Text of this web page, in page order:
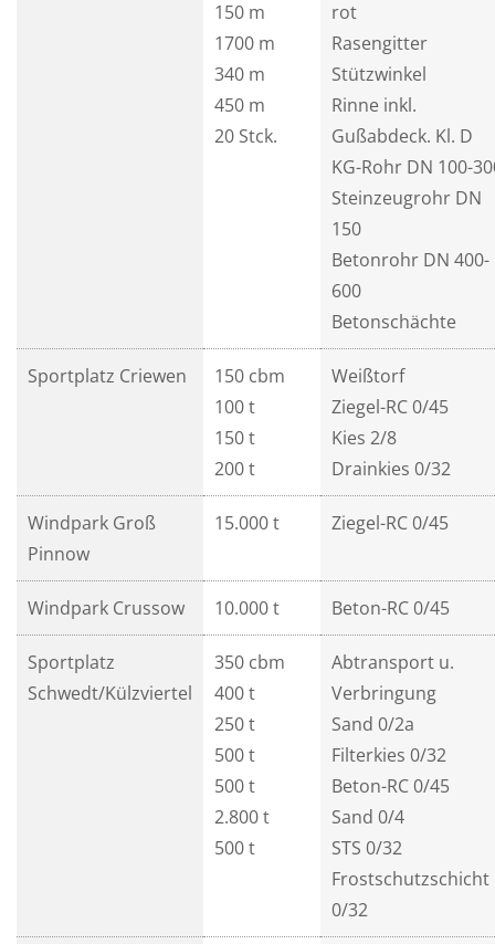
150 m
1700 m
340 m
450 m
20 Stck.
rot
Rasengitter
Stützwinkel
Rinne inkl.
Gußabdeck. Kl. D
KG-Rohr DN 100-
Steinzeugrohr DN
150
Betonrohr DN 400-
600
Betonschächte
Sportplatz Criewen
150 cbm
100 t
150 t
200 t
Weißtorf
Ziegel-RC 0/45
Kies 2/8
Drainkies 0/32
Windpark Groß
Pinnow
15.000 t Ziegel-RC 0/45
Windpark Crussow 10.000 t Beton-RC 0/45
Sportplatz
Schwedt/Külzviertel
350 cbm
400 t
250 t
500 t
500 t
2.800 t
500 t
Abtransport u.
Verbringung
Sand 0/2a
Filterkies 0/32
Beton-RC 0/45
Sand 0/4
STS 0/32
Frostschutzschicht
0/32